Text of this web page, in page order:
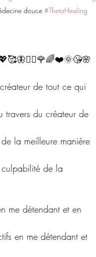
douce #ThetaHealing
travers du créateur de